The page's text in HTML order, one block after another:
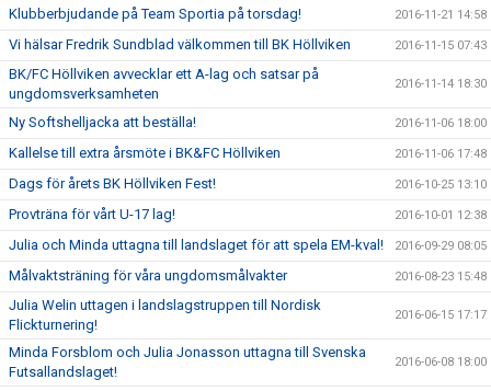
Klubberbjudande på Team Sportia på torsdag! 2016-11-21 14:58
Vi hälsar Fredrik Sundblad välkommen till BK Höllviken 2016-11-15 07:43
BK/FC Höllviken avvecklar ett A-lag och satsar på
ungdomsverksamheten
2016-11-14 18:30
Ny Softshelljacka att beställa! 2016-11-06 18:00
Kallelse till extra årsmöte i BK&FC Höllviken 2016-11-06 17:48
Dags för årets BK Höllviken Fest! 2016-10-25 13:10
Provträna för vårt U-17 lag! 2016-10-01 12:38
Julia och Minda uttagna till landslaget för att spela EM-kval! 2016-09-29 08:05
Målvaktsträning för våra ungdomsmålvakter 2016-08-23 15:48
Julia Welin uttagen i landslagstruppen till Nordisk
Flickturnering!
2016-06-15 17:17
Minda Forsblom och Julia Jonasson uttagna till Svenska
Futsallandslaget!
2016-06-08 18:00